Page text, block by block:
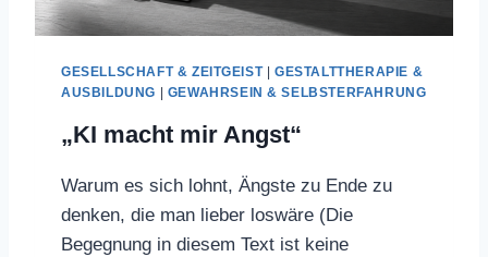
T
-
Y
T
O
GESELLSCHAFT & ZEITGEIST|GESTALTTHERAPIE &
AUSBILDUNG
GEWAHRSEIN & SELBSTERFAHRUNG
„KI macht mir Angst“
Warum es sich lohnt, Ängste zu Ende zu
denken, die man lieber loswäre (Die
Begegnung in diesem Text ist keine